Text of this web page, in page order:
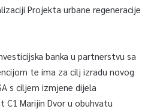
Projekta urbane regeneracije
banka u partnerstvu sa
te ima za cilj izradu novog
s ciljem izmjene dijela
C1 Marijin Dvor u obuhvatu